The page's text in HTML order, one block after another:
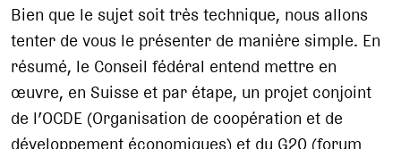
Bien que le sujet soit très technique, nous allons
tenter de vous le présenter de manière simple. En
résumé, le Conseil fédéral entend mettre en
œuvre, en Suisse et par étape, un projet conjoint
de l’OCDE (Organisation de coopération et de
développement économiques) et du G20 (forum